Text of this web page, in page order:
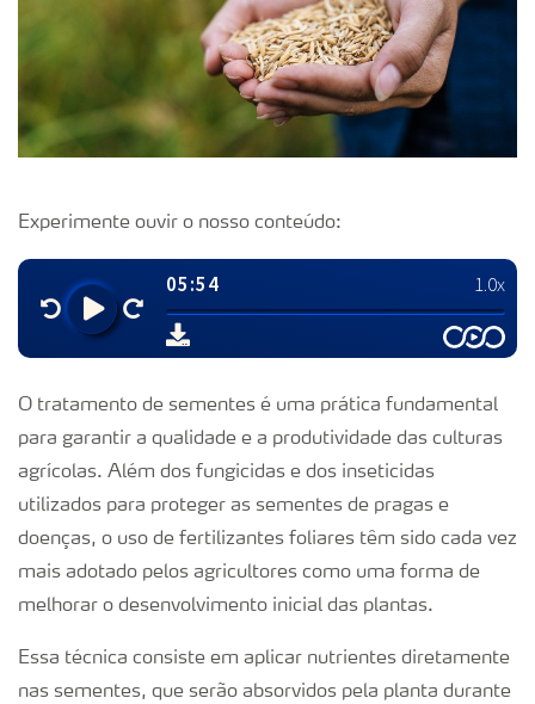
Experimente ouvir o nosso conteúdo:
O tratamento de sementes é uma prática fundamental
para garantir a qualidade e a produtividade das culturas
agrícolas. Além dos fungicidas e dos inseticidas
utilizados para proteger as sementes de pragas e
doenças, o uso de fertilizantes foliares têm sido cada vez
mais adotado pelos agricultores como uma forma de
melhorar o desenvolvimento inicial das plantas.
Essa técnica consiste em aplicar nutrientes diretamente
nas sementes, que serão absorvidos pela planta durante